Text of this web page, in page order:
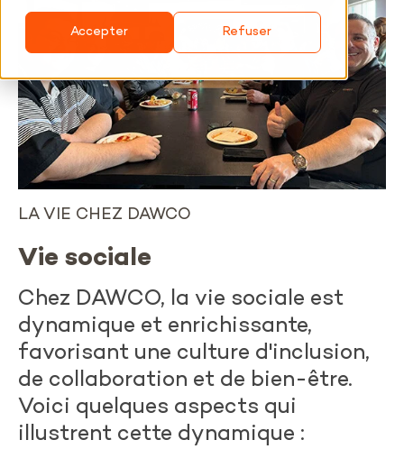
Accepter Refuser
LA VIE CHEZ DAWCO
Vie sociale
Chez DAWCO, la vie sociale est
dynamique et enrichissante,
favorisant une culture d'inclusion,
de collaboration et de bien-être.
Voici quelques aspects qui
illustrent cette dynamique :